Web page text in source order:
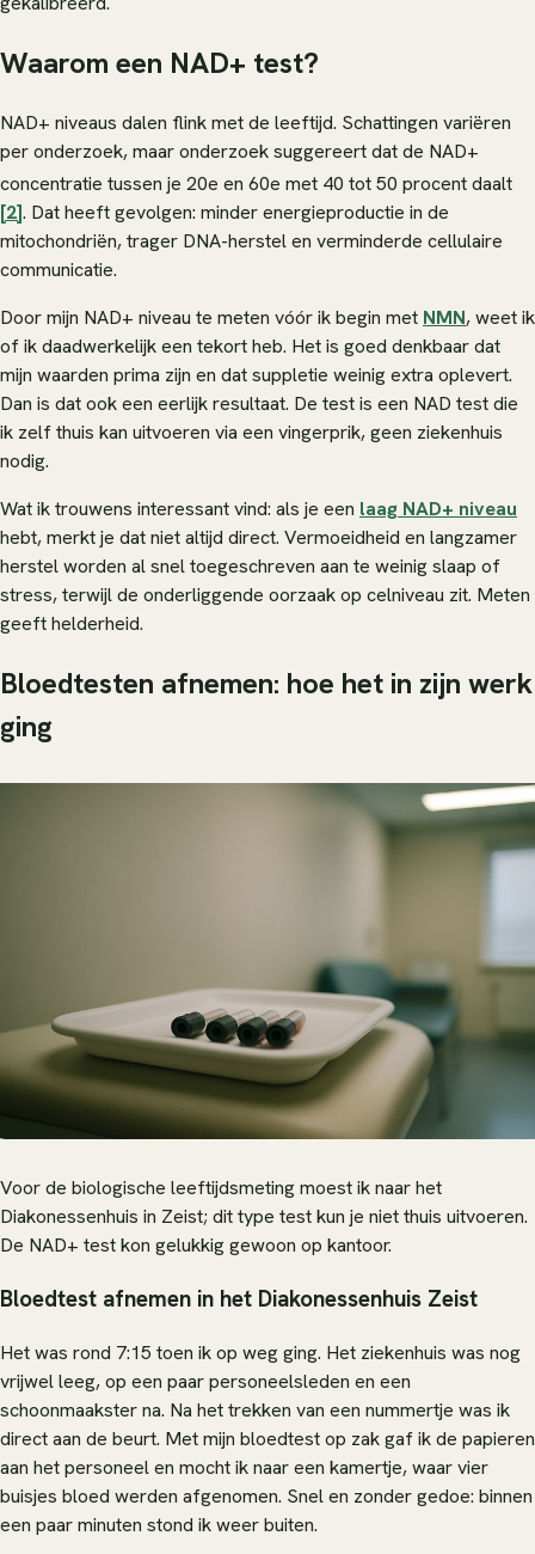
Waarom een NAD+ test?
NAD+ niveaus dalen flink met de leeftijd. Schattingen variëren
per onderzoek, maar onderzoek suggereert dat de NAD+
concentratie tussen je 20e en 60e met 40 tot 50 procent daalt
[2]. Dat heeft gevolgen: minder energieproductie in de
mitochondriën, trager DNA-herstel en verminderde cellulaire
communicatie.
Door mijn NAD+ niveau te meten vóór ik begin met NMN, weet ik
of ik daadwerkelijk een tekort heb. Het is goed denkbaar dat
mijn waarden prima zijn en dat suppletie weinig extra oplevert.
Dan is dat ook een eerlijk resultaat. De test is een NAD test die
ik zelf thuis kan uitvoeren via een vingerprik, geen ziekenhuis
nodig.
Wat ik trouwens interessant vind: als je een laag NAD+ niveau
hebt, merkt je dat niet altijd direct. Vermoeidheid en langzamer
herstel worden al snel toegeschreven aan te weinig slaap of
stress, terwijl de onderliggende oorzaak op celniveau zit. Meten
geeft helderheid.
Bloedtesten afnemen: hoe het in zijn werk
ging
Voor de biologische leeftijdsmeting moest ik naar het
Diakonessenhuis in Zeist; dit type test kun je niet thuis uitvoeren.
De NAD+ test kon gelukkig gewoon op kantoor.
Bloedtest afnemen in het Diakonessenhuis Zeist
Het was rond 7:15 toen ik op weg ging. Het ziekenhuis was nog
vrijwel leeg, op een paar personeelsleden en een
schoonmaakster na. Na het trekken van een nummertje was ik
direct aan de beurt. Met mijn bloedtest op zak gaf ik de papieren
aan het personeel en mocht ik naar een kamertje, waar vier
buisjes bloed werden afgenomen. Snel en zonder gedoe: binnen
een paar minuten stond ik weer buiten.